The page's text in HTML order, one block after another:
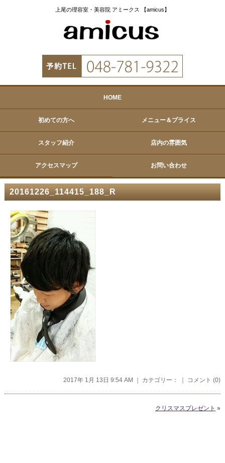
上尾の理容室・美容院 アミークス 【amicus】
HOME
初めての方へ メニュー＆プライス
スタッフ紹介 店内の雰囲気
アクセスマップ お問い合わせ
20161226_114415_188_R
2017年 1月 13日 9:54 AM ｜ カテゴリー： ｜ コメント (0)
クリスマスプレゼント »